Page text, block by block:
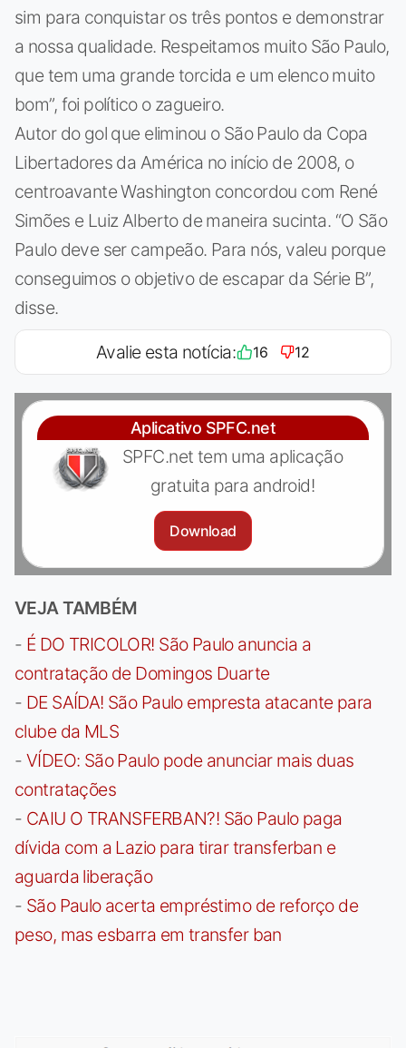
sim para conquistar os três pontos e demonstrar
a nossa qualidade. Respeitamos muito São Paulo,
que tem uma grande torcida e um elenco muito
bom”, foi político o zagueiro.
Autor do gol que eliminou o São Paulo da Copa
Libertadores da América no início de 2008, o
centroavante Washington concordou com René
Simões e Luiz Alberto de maneira sucinta. “O São
Paulo deve ser campeão. Para nós, valeu porque
conseguimos o objetivo de escapar da Série B”,
disse.
Avalie esta notícia: 16 12
Aplicativo SPFC.net
SPFC.net tem uma aplicação
gratuita para android!
Download
VEJA TAMBÉM
- É DO TRICOLOR! São Paulo anuncia a
contratação de Domingos Duarte
- DE SAÍDA! São Paulo empresta atacante para
clube da MLS
- VÍDEO: São Paulo pode anunciar mais duas
contratações
- CAIU O TRANSFERBAN?! São Paulo paga
dívida com a Lazio para tirar transferban e
aguarda liberação
- São Paulo acerta empréstimo de reforço de
peso, mas esbarra em transfer ban